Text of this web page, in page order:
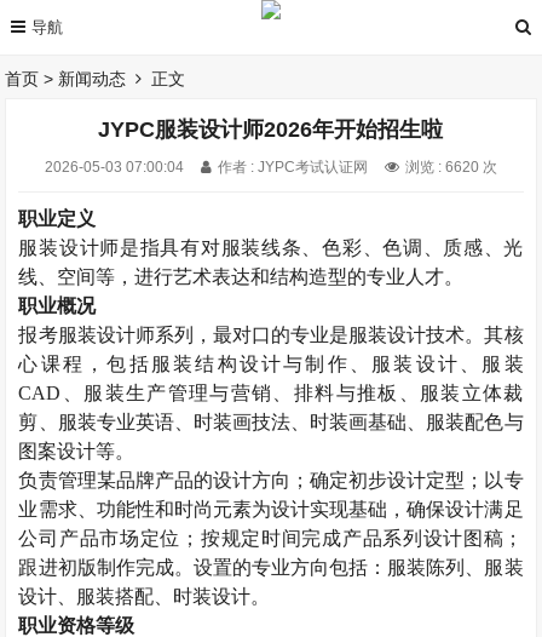
首页 > 新闻动态 正文
JYPC服装设计师2026年开始招生啦
2026-05-03 07:00:04 作者 : JYPC考试认证网 浏览 : 6620 次
职业定义
服装设计师是指具有对服装线条、色彩、色调、质感、光
线、空间等，进行艺术表达和结构造型的专业人才。
职业概况
报考服装设计师系列，最对口的专业是服装设计技术。其核
心课程，包括服装结构设计与制作、服装设计、服装
CAD 、服装生产管理与营销、排料与推板、服装立体裁
剪、服装专业英语、时装画技法、时装画基础、服装配色与
图案设计等。
负责管理某品牌产品的设计方向；确定初步设计定型；以专
业需求、功能性和时尚元素为设计实现基础，确保设计满足
公司产品市场定位；按规定时间完成产品系列设计图稿；
跟进初版制作完成。设置的专业方向包括：服装陈列、服装
设计、服装搭配、时装设计。
职业资格等级